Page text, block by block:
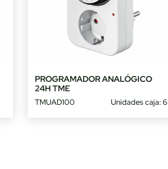
PROGRAMADOR ANALÓGICO
24H TME
TMUAD100 Unidades caja: 6